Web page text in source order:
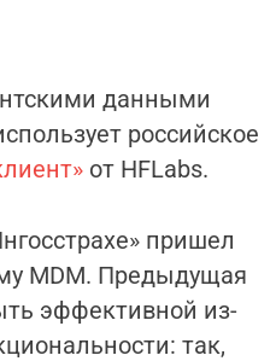
данными
российское
от HFLabs.
пришел
MDM. Предыдущая
эффективной из-
так,